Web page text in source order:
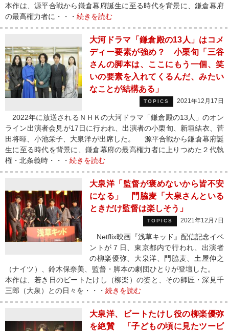
本作は、源平合戦から鎌倉幕府誕生に至る時代を背景に、鎌倉幕府
の最高権力者に・・・ 続きを読む
大河ドラマ「鎌倉殿の13人」はコメ
ディー要素が強め？ 小栗旬「三谷
さんの脚本は、ここにもう一個、笑
いの要素を入れてくるんだ、みたい
なことが結構ある」
TOPICS 2021年12月17日
2022年に放送されるＮＨＫの大河ドラマ「鎌倉殿の13人」のオン
ライン出演者会見が17日に行われ、出演者の小栗旬、新垣結衣、菅
田将暉、小池栄子、大泉洋が出席した。 源平合戦から鎌倉幕府誕
生に至る時代を背景に、鎌倉幕府の最高権力者に上りつめた２代執
権・北条義時・・・ 続きを読む
大泉洋「監督が褒めないから皆不安
になる」 門脇麦「大泉さんといる
ときだけ監督は楽しそう」
TOPICS 2021年12月7日
Netflix映画『浅草キッド』配信記念イベ
ントが７日、東京都内で行われ、出演者
の柳楽優弥、大泉洋、門脇麦、土屋伸之
（ナイツ）、鈴木保奈美、監督・脚本の劇団ひとりが登壇した。
本作は、若き日のビートたけし（柳楽）の姿と、その師匠・深見千
三郎（大泉）との日々を・・・ 続きを読む
大泉洋、ビートたけし役の柳楽優弥
を絶賛 「子どもの頃に見たツービ